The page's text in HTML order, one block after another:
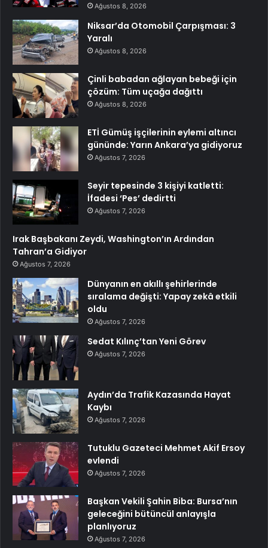
Ağustos 8, 2026
Niksar’da Otomobil Çarpışması: 3
Yaralı
Ağustos 8, 2026
Çinli babadan ağlayan bebeği için
çözüm: Tüm uçağa dağıttı
Ağustos 8, 2026
ETİ Gümüş işçilerinin eylemi altıncı
gününde: Yarın Ankara’ya gidiyoruz
Ağustos 7, 2026
Seyir tepesinde 3 kişiyi katletti:
İfadesi ‘Pes’ dedirtti
Ağustos 7, 2026
Irak Başbakanı Zeydi, Washington’ın Ardından
Tahran’a Gidiyor
Ağustos 7, 2026
Dünyanın en akıllı şehirlerinde
sıralama değişti: Yapay zekâ etkili
oldu
Ağustos 7, 2026
Sedat Kılınç’tan Yeni Görev
Ağustos 7, 2026
Aydın’da Trafik Kazasında Hayat
Kaybı
Ağustos 7, 2026
Tutuklu Gazeteci Mehmet Akif Ersoy
evlendi
Ağustos 7, 2026
Başkan Vekili Şahin Biba: Bursa’nın
geleceğini bütüncül anlayışla
planlıyoruz
Ağustos 7, 2026